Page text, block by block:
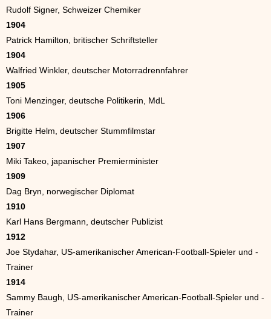
Rudolf Signer, Schweizer Chemiker
1904
Patrick Hamilton, britischer Schriftsteller
1904
Walfried Winkler, deutscher Motorradrennfahrer
1905
Toni Menzinger, deutsche Politikerin, MdL
1906
Brigitte Helm, deutscher Stummfilmstar
1907
Miki Takeo, japanischer Premierminister
1909
Dag Bryn, norwegischer Diplomat
1910
Karl Hans Bergmann, deutscher Publizist
1912
Joe Stydahar, US-amerikanischer American-Football-Spieler und -
Trainer
1914
Sammy Baugh, US-amerikanischer American-Football-Spieler und -
Trainer